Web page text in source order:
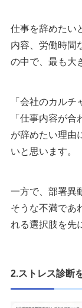
仕事を辞めたい
内容、労働時間
の中で、最も大
「会社のカルチ
「仕事内容が
が辞めたい理由
いと思います。
一方で、部署異
そうな不満であ
れる選択肢を先
2.ストレス診断